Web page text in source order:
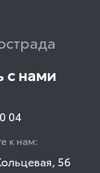
с нами
04
к нам:
56